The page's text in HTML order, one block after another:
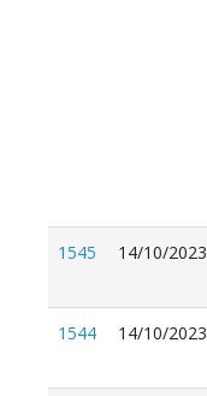
1545 14/10/2023
1544 14/10/2023